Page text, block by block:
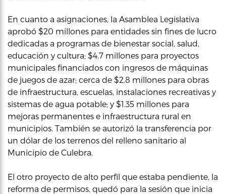
En cuanto a asignaciones, la Asamblea Legislativa
aprobó $20 millones para entidades sin fines de lucro
dedicadas a programas de bienestar social, salud,
educación y cultura; $4.7 millones para proyectos
municipales financiados con ingresos de máquinas
de juegos de azar; cerca de $2.8 millones para obras
de infraestructura, escuelas, instalaciones recreativas y
sistemas de agua potable; y $1.35 millones para
mejoras permanentes e infraestructura rural en
municipios. También se autorizó la transferencia por
un dólar de los terrenos del relleno sanitario al
Municipio de Culebra.
El otro proyecto de alto perfil que estaba pendiente, la
reforma de permisos, quedó para la sesión que inicia